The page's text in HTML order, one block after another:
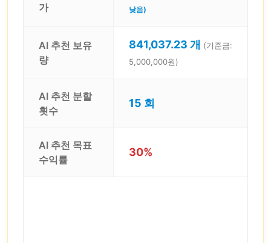
가
낮음)
AI 추천 보유
량
841,037.23 개 (기준금:
5,000,000원)
AI 추천 분할
횟수
15 회
AI 추천 목표
수익률
30%